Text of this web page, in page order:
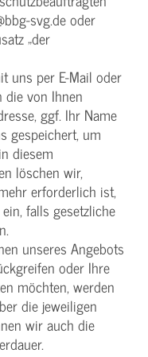
svg.de oder
„der
uns per E-Mail oder
von Ihnen
ggf. Ihr Name
gespeichert, um
diesem
löschen wir,
erforderlich ist,
falls gesetzliche
unseres Angebots
oder Ihre
möchten, werden
die jeweiligen
wir auch die